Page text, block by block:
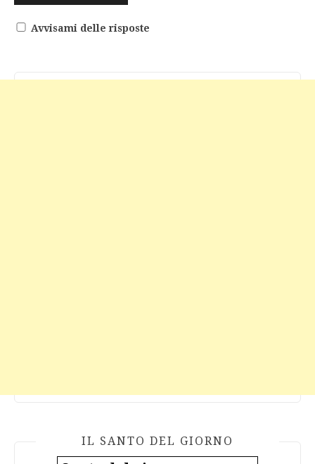
Avvisami delle risposte
IL SANTO DEL GIORNO